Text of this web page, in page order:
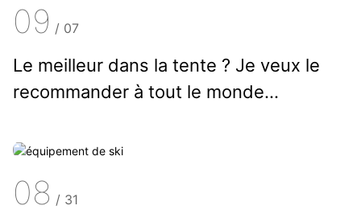
09 / 07
Le meilleur dans la tente ? Je veux le
recommander à tout le monde...
08 / 31